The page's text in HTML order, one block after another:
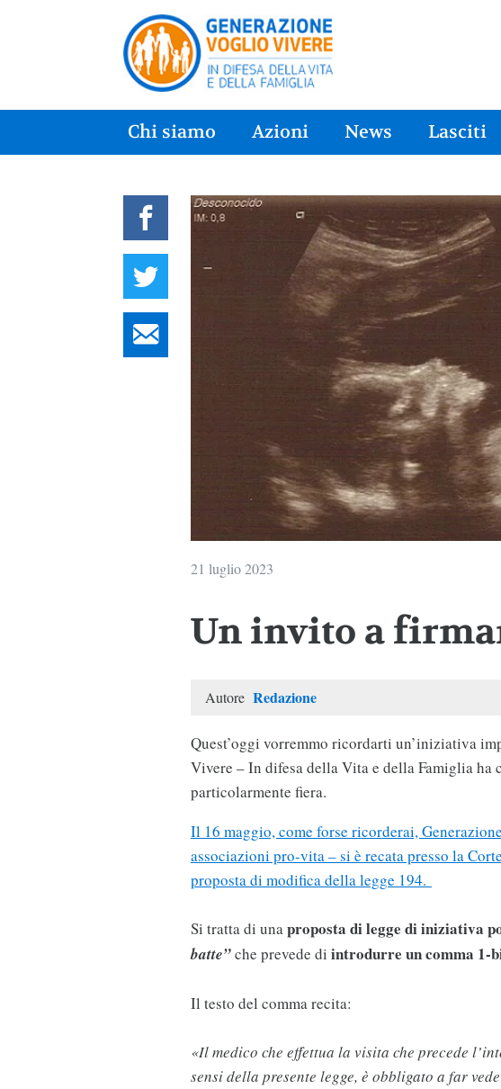
Chi siamo Azioni News Lasciti
21 luglio 2023
Un invito a
Autore Redazione
Quest’oggi vorremmo ricordarti un’iniziativa
Vivere – In difesa della Vita e della Famiglia
particolarmente fiera.
Il 16 maggio, come forse ricorderai,
associazioni pro-vita – si è recata presso la
proposta di modifica della legge 194.
Si tratta di unaproposta di legge di iniziativa
batte”che prevede di introdurre un comma 1-
Il testo del comma recita:
«Il medico che effettua la visita che precede
sensi della presente legge, è obbligato a far